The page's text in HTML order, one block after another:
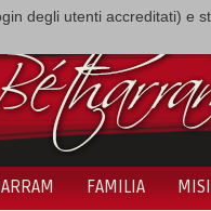
degli utenti accreditati)
FAMILIA